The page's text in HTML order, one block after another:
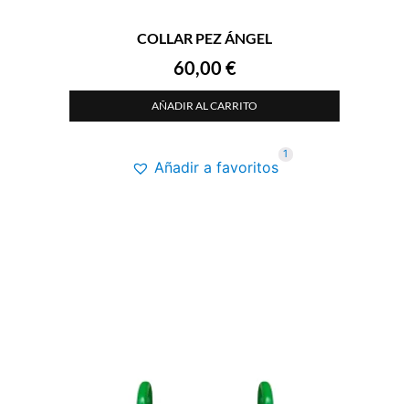
COLLAR PEZ ÁNGEL
60,00 €
AÑADIR AL CARRITO
Añadir a favoritos
1